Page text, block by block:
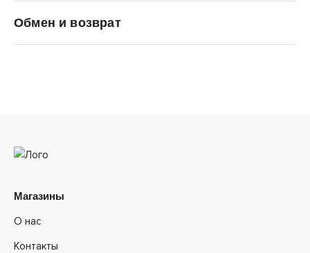
Обмен и возврат
Магазины
О нас
Контакты